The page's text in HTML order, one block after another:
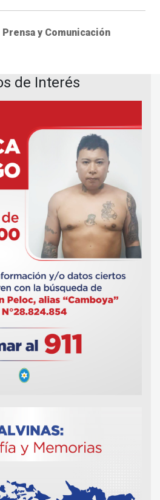
y Comunicación
de Interés